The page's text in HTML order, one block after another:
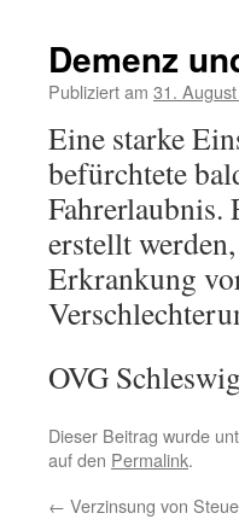
Demenz
Publiziert am 31.
Eine starke
befürchtete
Fahrerlaubnis.
erstellt
Erkrankung
OVG
Dieser Beitrag wurde
auf den Permalink.
← Verzinsung von